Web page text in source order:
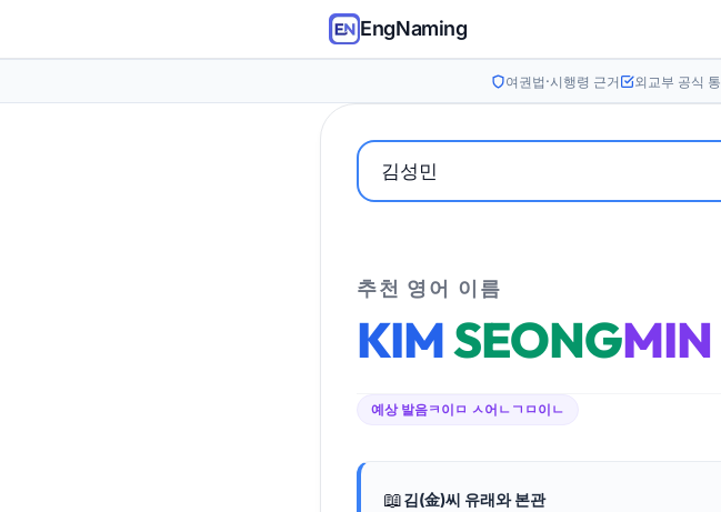
EngNaming
여권법·시행령 근거 외교부 공식
추천 영어 이름
KIMSEONGMIN
예상 발음ㅋ이ㅁ ㅅ어ㄴㄱㅁ이ㄴ
📖김(金)씨 유래와 본관